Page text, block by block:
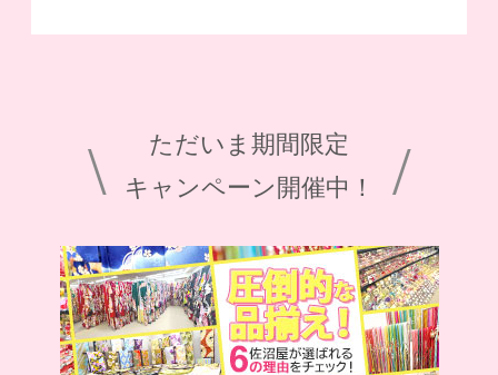
\
ただいま期間限定
キャンペーン開催中！
/